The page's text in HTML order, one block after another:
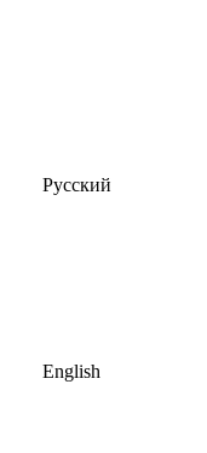
Русский
English